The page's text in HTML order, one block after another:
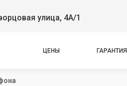
улица, 4А/1
ЦЕНЫ ГАРАНТИЯ